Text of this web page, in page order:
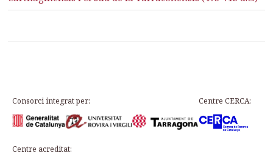
Consorci integrat per: Centre CERCA:
Centre acreditat: